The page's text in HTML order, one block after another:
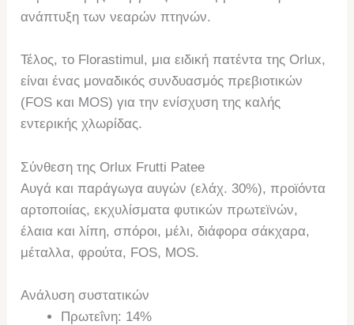
ανάπτυξη των νεαρών πτηνών.
Τέλος, το Florastimul, μια ειδική πατέντα της Orlux,
είναι ένας μοναδικός συνδυασμός πρεβιοτικών
(FOS και MOS) για την ενίσχυση της καλής
εντερικής χλωρίδας.
Σύνθεση της Orlux Frutti Patee
Αυγά και παράγωγα αυγών (ελάχ. 30%), προϊόντα
αρτοποιίας, εκχυλίσματα φυτικών πρωτεϊνών,
έλαια και λίπη, σπόροι, μέλι, διάφορα σάκχαρα,
μέταλλα, φρούτα, FOS, MOS.
Ανάλυση συστατικών
Πρωτεΐνη: 14%